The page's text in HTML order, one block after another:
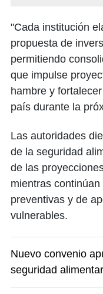
"Cada institución
propuesta de
permitiendo
que impulse
hambre y
país durante la
Las autoridades
de la seguridad
de las
mientras
preventivas y de
vulnerables.
Nuevo convenio
seguridad